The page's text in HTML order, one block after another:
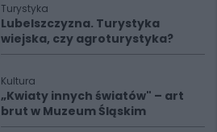
Turystyka
Lubelszczyzna. Turystyka
wiejska, czy agroturystyka?
Kultura
„Kwiaty innych światów" – art
brut w Muzeum Śląskim